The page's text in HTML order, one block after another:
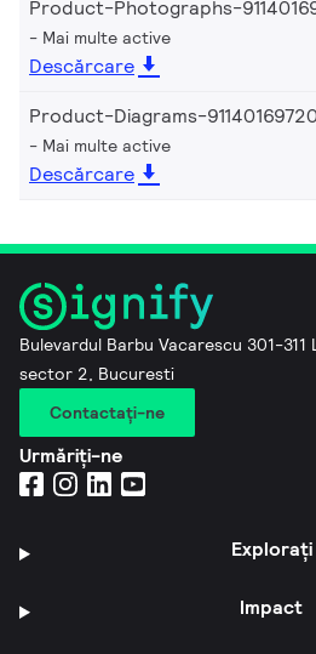
Product-Photographs-
Mai multe active
Descărcare
Product-Diagrams-
Mai multe active
Descărcare
Bulevardul Barbu Vacarescu 301-311
sector 2, Bucuresti
Contactaţi-ne
Urmăriți-ne
Explorați
Impact